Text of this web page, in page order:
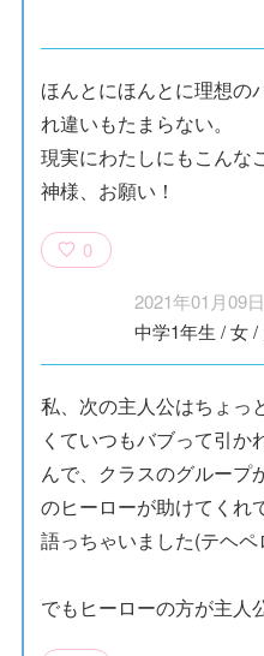
ほんとにほんとに理想の
れ違いもたまらない。
現実にわたしにもこん
神様、お願い！
0
2021年01月09日
中学1年生 /女/
私、次の主人公はちょっ
くていつもバブって引か
んで、クラスのグループ
のヒーローが助けてく
語っちゃいました(テヘペ
でもヒーローの方が主人